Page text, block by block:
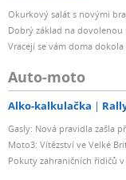
Okurkový salát s novými
Dobrý základ na dovolenou
Vracejí se vám doma
Auto-moto
Alko-kalkulačka
Gasly: Nová pravidla zašla
Moto3: Vítězství ve Velké
Pokuty zahraničních řidičů